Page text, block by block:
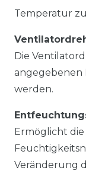
Temperatur
Die
angegebenen
werden.
Ermöglicht
Veränderung